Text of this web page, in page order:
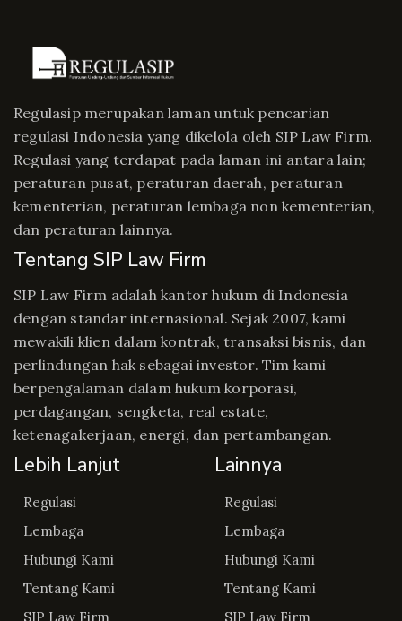
Regulasip merupakan laman untuk pencarian
regulasi Indonesia yang dikelola oleh SIP Law Firm.
Regulasi yang terdapat pada laman ini antara lain;
peraturan pusat, peraturan daerah, peraturan
kementerian, peraturan lembaga non kementerian,
dan peraturan lainnya.
Tentang SIP Law Firm
SIP Law Firm adalah kantor hukum di Indonesia
dengan standar internasional. Sejak 2007, kami
mewakili klien dalam kontrak, transaksi bisnis, dan
perlindungan hak sebagai investor. Tim kami
berpengalaman dalam hukum korporasi,
perdagangan, sengketa, real estate,
ketenagakerjaan, energi, dan pertambangan.
Lebih Lanjut
Regulasi
Lembaga
Hubungi Kami
Tentang Kami
SIP Law Firm
Lainnya
Regulasi
Lembaga
Hubungi Kami
Tentang Kami
SIP Law Firm